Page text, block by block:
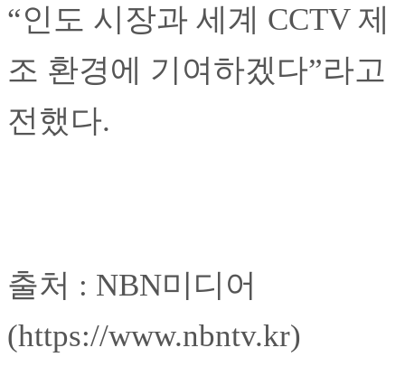
“인도 시장과 세계 CCTV 제
조 환경에 기여하겠다”라고
전했다.
출처 : NBN미디어
(https://www.nbntv.kr)